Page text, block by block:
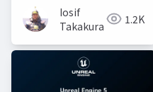
Iosif
Takakura
1.2K